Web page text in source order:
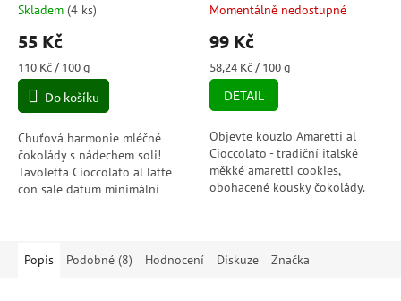
Skladem (4 ks)
55 Kč
Měrná
cena:
110 Kč / 100 g
Do košíku
Chuťová harmonie mléčné
čokolády s nádechem soli!
Tavoletta Cioccolato al latte
con sale datum minimální
Momentálně nedostupné
99 Kč
Měrná
cena:
58,24 Kč / 100 g
DETAIL
Objevte kouzlo Amaretti al
Cioccolato - tradiční italské
měkké amaretti cookies,
obohacené kousky čokolády.
Popis
Podobné (8) Hodnocení Diskuze Značka